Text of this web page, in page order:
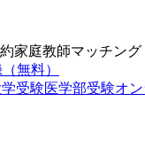
家庭教師マッチング
無料）
受験医学部受験オ